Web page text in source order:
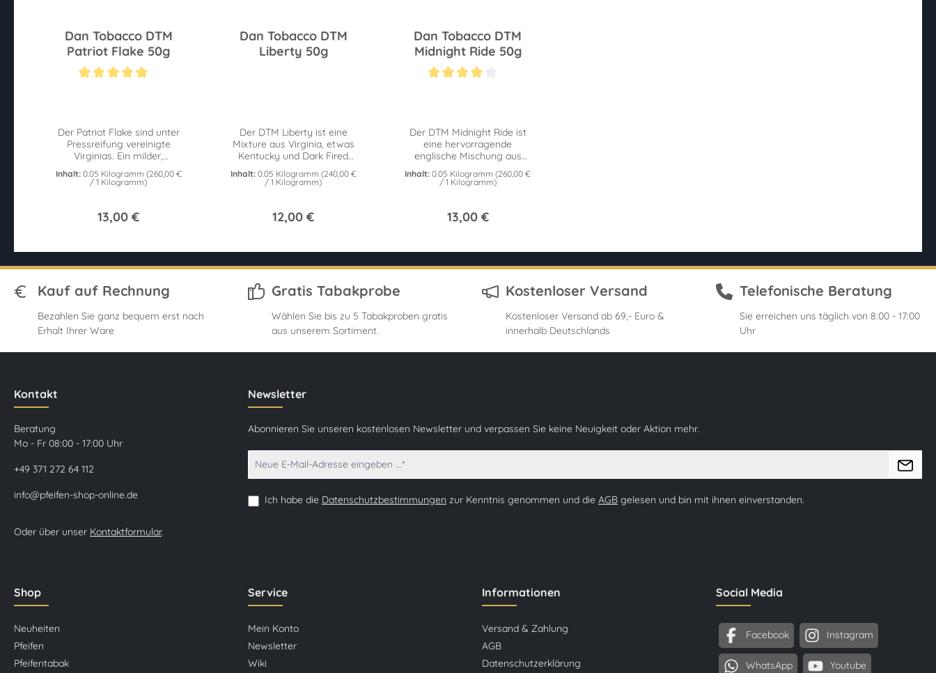
Dan Tobacco DTM
Patriot Flake 50g
Der Patriot Flake sind unter
Pressreifung vereinigte
Virginias. Ein milder,
süßlicher Tabak mit würziger
Note. 50g Dose.
Inhalt: 0.05 Kilogramm (260,00 €
/ 1 Kilogramm)
13,00 €
Dan Tobacco DTM
Liberty 50g
Der DTM Liberty ist eine
Mixture aus Virginia, etwas
Kentucky und Dark Fired
Virgina mit einer Prise
Latakia. 50g Dose.
Inhalt: 0.05 Kilogramm (240,00 €
/ 1 Kilogramm)
12,00 €
Dan Tobacco DTM
Midnight Ride 50g
Der DTM Midnight Ride ist
eine hervorragende
englische Mischung aus
Virginia, Orient, Latakia und
einer Prise Perique. 50g
Inhalt:0.05 Kilogramm(260,00 €
/ 1 Kilogramm)
13,00 €
Kauf auf Rechnung
Bezahlen Sie ganz bequem erst nach
Erhalt Ihrer Ware
Gratis Tabakprobe
Wählen Sie bis zu 5 Tabakproben gratis
aus unserem Sortiment.
Kostenloser Versand
Kostenloser Versand ab 69,- Euro &
innerhalb Deutschlands
Telefonische Beratung
Sie erreichen uns täglich von 8:00 - 17:00
Uhr
Kontakt
Beratung
Mo - Fr 08:00 - 17:00 Uhr
+49 371 272 64 112
info@pfeifen-shop-online.de
Oder über unser Kontaktformular.
Newsletter
Abonnieren Sie unseren kostenlosen Newsletter und verpassen Sie keine Neuigkeit oder Aktion mehr.
Ich habe die Datenschutzbestimmungen zur Kenntnis genommen und die AGB gelesen und bin mit ihnen einverstanden.
Social Media
Facebook Instagram
WhatsApp Youtube
Shop
Neuheiten
Pfeifen
Pfeifentabak
Service
Mein Konto
Newsletter
Wiki
Informationen
Versand & Zahlung
AGB
Datenschutzerklärung